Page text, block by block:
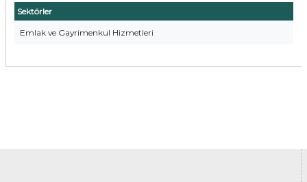
Sektörler
Emlak ve Gayrimenkul Hizmetleri